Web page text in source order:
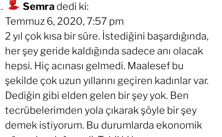
Semra dedi ki:
Temmuz 6, 2020, 7:57 pm
2 yıl çok kısa bir süre. İstediğini başardığında,
her şey geride kaldığında sadece anı olacak
hepsi. Hiç acınası gelmedi. Maalesef bu
şekilde çok uzun yıllarını geçiren kadınlar var.
Dediğin gibi elden gelen bir şey yok. Ben
tecrübelerimden yola çıkarak şöyle bir şey
demek istiyorum. Bu durumlarda ekonomik